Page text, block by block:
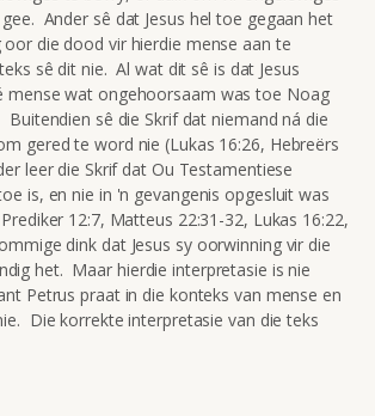
Ander sê dat Jesus hel toe gegaan het
die dood vir hierdie mense aan te
sê dit nie. Al wat dit sê is dat Jesus
mense wat ongehoorsaam was toe Noag
sê die Skrif dat niemand ná die
gered te word nie (Lukas 16:26, Hebreërs
leer die Skrif dat Ou Testamentiese
is, en nie in 'n gevangenis opgesluit was
12:7, Matteus 22:31-32, Lukas 16:22,
dink dat Jesus sy oorwinning vir die
het. Maar hierdie interpretasie is nie
Petrus praat in die konteks van mense en
Die korrekte interpretasie van die teks